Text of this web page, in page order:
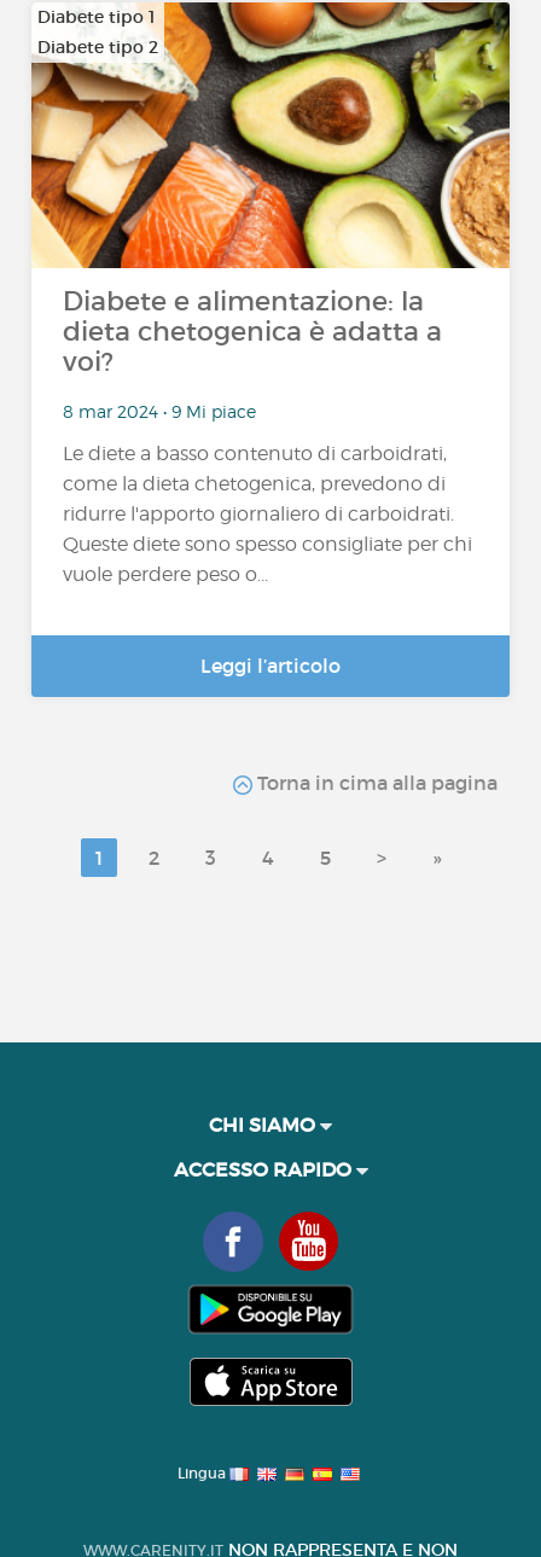
Diabete tipo 1
Diabete tipo 2
Diabete e alimentazione: la
dieta chetogenica è adatta a
voi?
8 mar 2024 • 9 Mi piace
Le diete a basso contenuto di carboidrati,
come la dieta chetogenica, prevedono di
ridurre l'apporto giornaliero di carboidrati.
Queste diete sono spesso consigliate per chi
vuole perdere peso o...
Leggi l’articolo
Torna in cima alla pagina
1 2 3 4 5 > »
CHI SIAMO
ACCESSO RAPIDO
Lingua
WWW.CARENITY.IT NON RAPPRESENTA E NON